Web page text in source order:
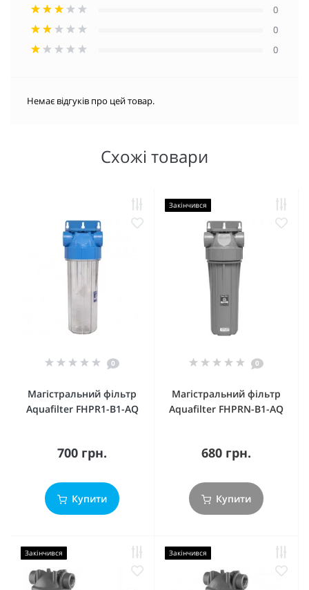
0
0
0
Немає відгуків про цей товар.
Схожі товари
0
Магістральний фільтр
Aquafilter FHPR1-B1-AQ
700 грн.
Купити
Закінчився
0
Магістральний фільтр
Aquafilter FHPRN-B1-AQ
680 грн.
Купити
Закінчився Закінчився